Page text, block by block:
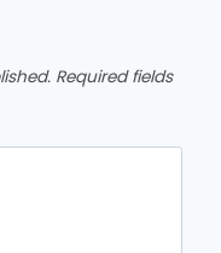
Required fields